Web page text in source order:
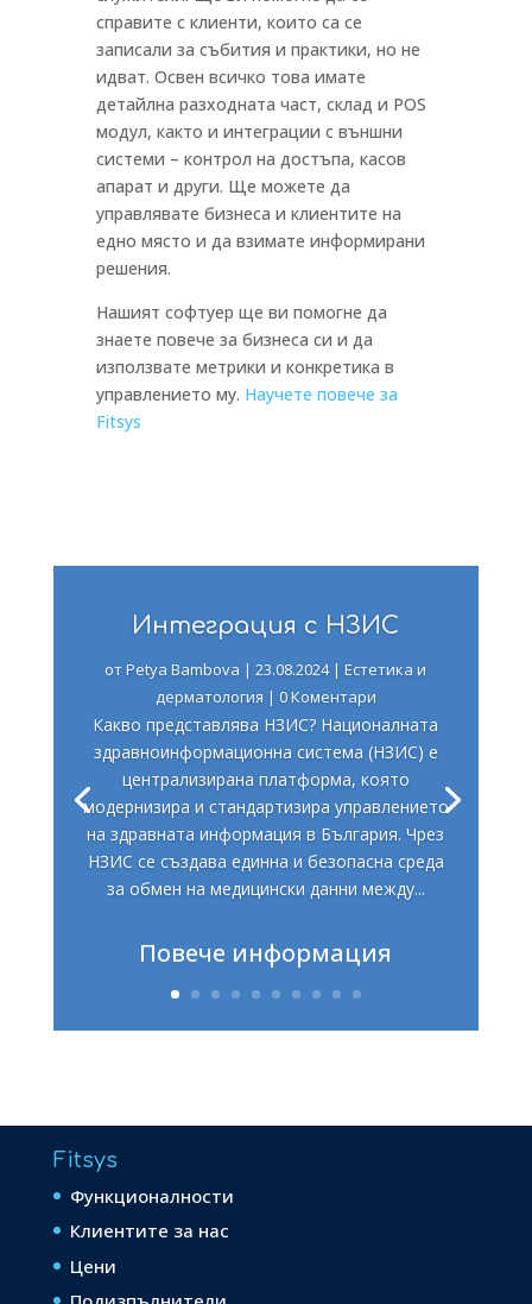
справите с клиенти, които са се
записали за събития и практики, но не
идват. Освен всичко това имате
детайлна разходната част, склад и POS
модул, както и интеграции с външни
системи – контрол на достъпа, касов
апарат и други. Ще можете да
управлявате бизнеса и клиентите на
едно място и да взимате информирани
решения.
Нашият софтуер ще ви помогне да
знаете повече за бизнеса си и да
използвате метрики и конкретика в
управлението му. Научете повече за
Fitsys
Интеграция с НЗИС
отPetya Bambova |23.08.2024|Естетика и
дерматология | 0 Коментари
Какво представлява НЗИС? Националната
здравноинформационна система (НЗИС) е
централизирана платформа, която
модернизира и стандартизира управлението
на здравната информация в България. Чрез
НЗИС се създава единна и безопасна среда
за обмен на медицински данни между...
Повече информация
Fitsys
Функционалности
Клиентите за нас
Цени